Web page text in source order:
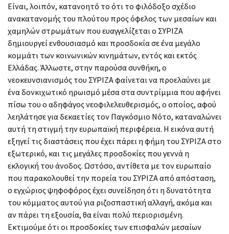
Είναι, λοιπόν, κατανοητό το ότι το φιλόδοξο σχέδιο
ανακατανομής του πλούτου προς όφελος των μεσαίων και
χαμηλών στρωμάτων που ευαγγελίζεται ο ΣΥΡΙΖΑ
δημιουργεί ενθουσιασμό και προσδοκία σε ένα μεγάλο
κομμάτι των κοινωνικών κινημάτων, εντός και εκτός
Ελλάδας. Άλλωστε, στην παρούσα συνθήκη, ο
νεοκευνσιανισμός του ΣΥΡΙΖΑ φαίνεται να προελαύνει με
ένα δονκιχωτικό ηρωισμό μέσα στα συντρίμμια που αφήνει
πίσω του ο αδηφάγος νεοφιλελευθερισμός, ο οποίος, αφού
λεηλάτησε για δεκαετίες τον Παγκόσμιο Νότο, καταναλώνει
αυτή τη στιγμή την ευρωπαϊκή περιφέρεια. Η εικόνα αυτή
εξηγεί τις διαστάσεις που έχει πάρει η φήμη του ΣΥΡΙΖΑ στο
εξωτερικό, και τις μεγάλες προσδοκίες που γεννά η
εκλογική του άνοδος. Ωστόσο, αντίθετα με τον ευρωπαίο
που παρακολουθεί την πορεία του ΣΥΡΙΖΑ από απόσταση,
ο εγχώριος ψηφοφόρος έχει συνείδηση ότι η δυνατότητα
του κόμματος αυτού για ριζοσπαστική αλλαγή, ακόμα και
αν πάρει τη εξουσία, θα είναι πολύ περιορισμένη.
Εκτιμούμε ότι οι προσδοκίες των επισφαλών μεσαίων